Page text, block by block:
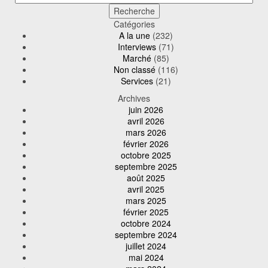
Catégories
A la une (232)
Interviews (71)
Marché (85)
Non classé (116)
Services (21)
Archives
juin 2026
avril 2026
mars 2026
février 2026
octobre 2025
septembre 2025
août 2025
avril 2025
mars 2025
février 2025
octobre 2024
septembre 2024
juillet 2024
mai 2024